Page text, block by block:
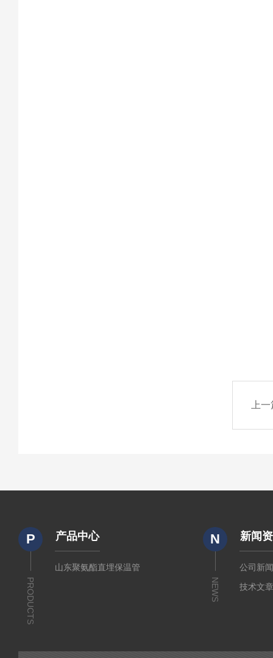
上
P
PRODUCTS
产品中心
山东聚氨酯直埋保温管
N
NEWS
新闻
公司新
技术文